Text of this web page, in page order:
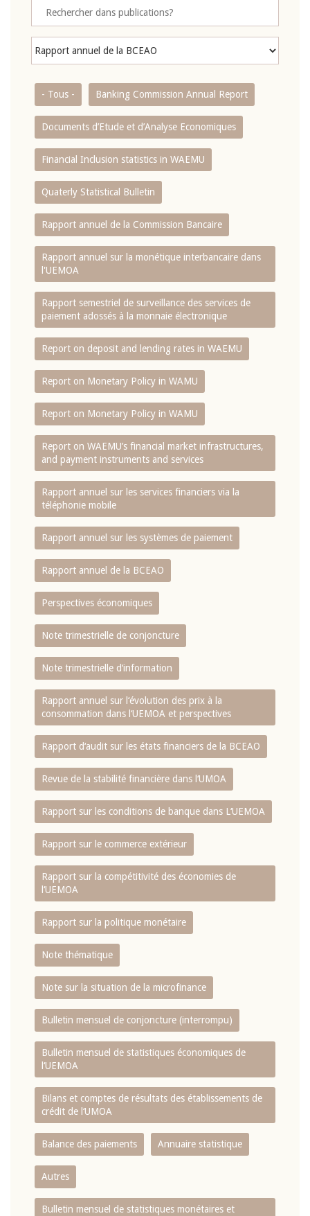
- Tous - Banking Commission Annual Report
Documents d’Etude et d’Analyse Economiques
Financial Inclusion statistics in WAEMU
Quaterly Statistical Bulletin
Rapport annuel de la Commission Bancaire
Rapport annuel sur la monétique interbancaire dans
l'UEMOA
Rapport semestriel de surveillance des services de
paiement adossés à la monnaie électronique
Report on deposit and lending rates in WAEMU
Report on Monetary Policy in WAMU
Report on Monetary Policy in WAMU
Report on WAEMU’s financial market infrastructures,
and payment instruments and services
Rapport annuel sur les services financiers via la
téléphonie mobile
Rapport annuel sur les systèmes de paiement
Rapport annuel de la BCEAO
Perspectives économiques
Note trimestrielle de conjoncture
Note trimestrielle d‘information
Rapport annuel sur l‘évolution des prix à la
consommation dans l‘UEMOA et perspectives
Rapport d‘audit sur les états financiers de la BCEAO
Revue de la stabilité financière dans l‘UMOA
Rapport sur les conditions de banque dans L‘UEMOA
Rapport sur le commerce extérieur
Rapport sur la compétitivité des économies de
l‘UEMOA
Rapport sur la politique monétaire
Note thématique
Note sur la situation de la microfinance
Bulletin mensuel de conjoncture (interrompu)
Bulletin mensuel de statistiques économiques de
l‘UEMOA
Bilans et comptes de résultats des établissements de
crédit de l‘UMOA
Balance des paiements Annuaire statistique
Autres
Bulletin mensuel de statistiques monétaires et